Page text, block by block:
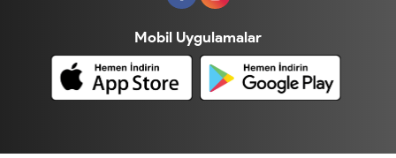
Mobil Uygulamalar